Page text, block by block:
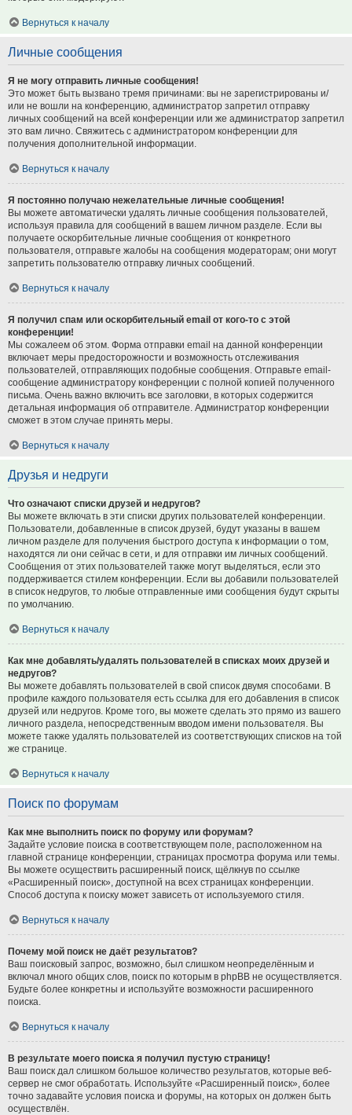
Вернуться к началу
Личные сообщения
Я не могу отправить личные сообщения!
Это может быть вызвано тремя причинами: вы не зарегистрированы и/
или не вошли на конференцию, администратор запретил отправку
личных сообщений на всей конференции или же администратор запретил
это вам лично. Свяжитесь с администратором конференции для
получения дополнительной информации.
Вернуться к началу
Я постоянно получаю нежелательные личные сообщения!
Вы можете автоматически удалять личные сообщения пользователей,
используя правила для сообщений в вашем личном разделе. Если вы
получаете оскорбительные личные сообщения от конкретного
пользователя, отправьте жалобы на сообщения модераторам; они могут
запретить пользователю отправку личных сообщений.
Вернуться к началу
Я получил спам или оскорбительный email от кого-то с этой
конференции!
Мы сожалеем об этом. Форма отправки email на данной конференции
включает меры предосторожности и возможность отслеживания
пользователей, отправляющих подобные сообщения. Отправьте email-
сообщение администратору конференции с полной копией полученного
письма. Очень важно включить все заголовки, в которых содержится
детальная информация об отправителе. Администратор конференции
сможет в этом случае принять меры.
Вернуться к началу
Друзья и недруги
Что означают списки друзей и недругов?
Вы можете включать в эти списки других пользователей конференции.
Пользователи, добавленные в список друзей, будут указаны в вашем
личном разделе для получения быстрого доступа к информации о том,
находятся ли они сейчас в сети, и для отправки им личных сообщений.
Сообщения от этих пользователей также могут выделяться, если это
поддерживается стилем конференции. Если вы добавили пользователей
в список недругов, то любые отправленные ими сообщения будут скрыты
по умолчанию.
Вернуться к началу
Как мне добавлять/удалять пользователей в списках моих друзей и
недругов?
Вы можете добавлять пользователей в свой список двумя способами. В
профиле каждого пользователя есть ссылка для его добавления в список
друзей или недругов. Кроме того, вы можете сделать это прямо из вашего
личного раздела, непосредственным вводом имени пользователя. Вы
можете также удалять пользователей из соответствующих списков на той
же странице.
Вернуться к началу
Поиск по форумам
Как мне выполнить поиск по форуму или форумам?
Задайте условие поиска в соответствующем поле, расположенном на
главной странице конференции, страницах просмотра форума или темы.
Вы можете осуществить расширенный поиск, щёлкнув по ссылке
«Расширенный поиск», доступной на всех страницах конференции.
Способ доступа к поиску может зависеть от используемого стиля.
Вернуться к началу
Почему мой поиск не даёт результатов?
Ваш поисковый запрос, возможно, был слишком неопределённым и
включал много общих слов, поиск по которым в phpBB не осуществляется.
Будьте более конкретны и используйте возможности расширенного
поиска.
Вернуться к началу
В результате моего поиска я получил пустую страницу!
Ваш поиск дал слишком большое количество результатов, которые веб-
сервер не смог обработать. Используйте «Расширенный поиск», более
точно задавайте условия поиска и форумы, на которых он должен быть
осуществлён.